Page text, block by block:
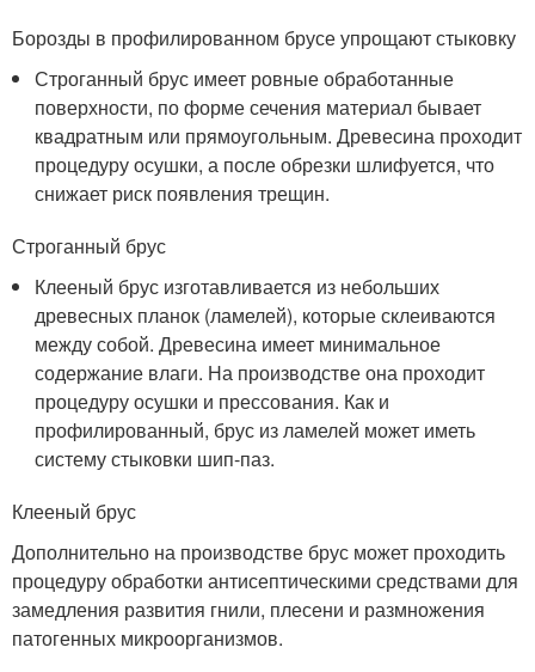
Борозды в профилированном брусе упрощают стыковку
Строганный брус имеет ровные обработанные
поверхности, по форме сечения материал бывает
квадратным или прямоугольным. Древесина проходит
процедуру осушки, а после обрезки шлифуется, что
снижает риск появления трещин.
Строганный брус
Клееный брус изготавливается из небольших
древесных планок (ламелей), которые склеиваются
между собой. Древесина имеет минимальное
содержание влаги. На производстве она проходит
процедуру осушки и прессования. Как и
профилированный, брус из ламелей может иметь
систему стыковки шип-паз.
Клееный брус
Дополнительно на производстве брус может проходить
процедуру обработки антисептическими средствами для
замедления развития гнили, плесени и размножения
патогенных микроорганизмов.